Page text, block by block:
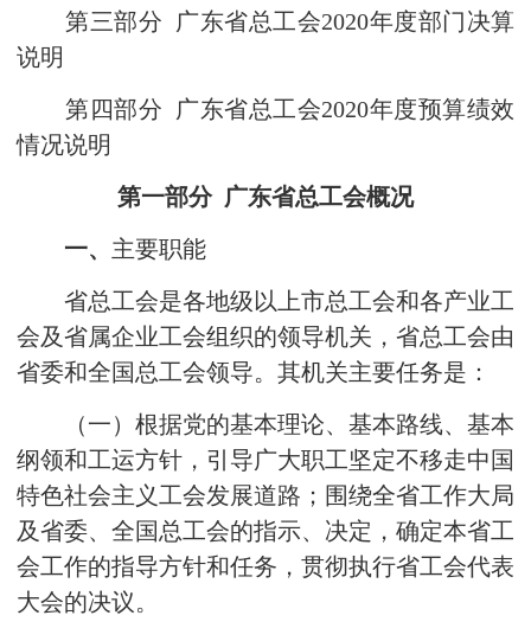
第三部分 广东省总工会2020年度部门决算
说明
第四部分 广东省总工会2020年度预算绩效
情况说明
第一部分 广东省总工会概况
一、 主要职能
省总工会是各地级以上市总工会和各产业工
会及省属企业工会组织的领导机关，省总工会由
省委和全国总工会领导。其机关主要任务是：
（一）根据党的基本理论、基本路线、基本
纲领和工运方针，引导广大职工坚定不移走中国
特色社会主义工会发展道路；围绕全省工作大局
及省委、全国总工会的指示、决定，确定本省工
会工作的指导方针和任务，贯彻执行省工会代表
大会的决议。